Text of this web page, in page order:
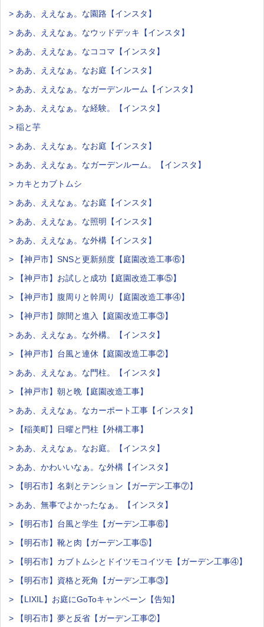
> ああ、ええなぁ。な園路【インスタ】
> ああ、ええなぁ。なウッドデッキ【インスタ】
> ああ、ええなぁ。なココマ【インスタ】
> ああ、ええなぁ。なお庭【インスタ】
> ああ、ええなぁ。なガーデンルーム【インスタ】
> ああ、ええなぁ。な経験。【インスタ】
> 稲と芋
> ああ、ええなぁ。なお庭【インスタ】
> ああ、ええなぁ。なガーデンルーム。【インスタ】
> カキとカブトムシ
> ああ、ええなぁ。なお庭【インスタ】
> ああ、ええなぁ。な照明【インスタ】
> ああ、ええなぁ。な外構【インスタ】
> 【神戸市】SNSと更新頻度【庭園改造工事⑥】
> 【神戸市】お試しと成功【庭園改造工事⑤】
> 【神戸市】腹周りと幹周り【庭園改造工事④】
> 【神戸市】隙間と進入【庭園改造工事③】
> ああ、ええなぁ。な外構。【インスタ】
> 【神戸市】台風と連休【庭園改造工事②】
> ああ、ええなぁ。な門柱。【インスタ】
> 【神戸市】朝と晩【庭園改造工事】
> ああ、ええなぁ。なカーポート工事【インスタ】
> 【稲美町】日曜と門柱【外構工事】
> ああ、ええなぁ。なお庭。【インスタ】
> ああ、かわいいなぁ。な外構【インスタ】
> 【明石市】名刺とテンション【ガーデン工事⑦】
> ああ、無事でよかったなぁ。【インスタ】
> 【明石市】台風と学生【ガーデン工事⑥】
> 【明石市】靴と肉【ガーデン工事⑤】
> 【明石市】カブトムシとドイツモコイツモ【ガーデン工事④】
> 【明石市】資格と死角【ガーデン工事③】
> 【LIXIL】お庭にGoToキャンペーン【告知】
> 【明石市】夢と反省【ガーデン工事②】